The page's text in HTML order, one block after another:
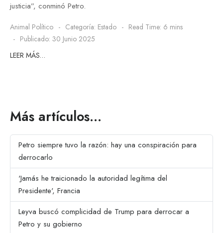
justicia”, conminó Petro.
Animal Político Categoría: Estado
Read Time: 6 mins
Publicado: 30 Junio 2025
LEER MÁS…
Más artículos…
Petro siempre tuvo la razón: hay una conspiración para
derrocarlo
'Jamás he traicionado la autoridad legítima del
Presidente', Francia
Leyva buscó complicidad de Trump para derrocar a
Petro y su gobierno